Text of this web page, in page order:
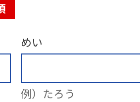
めい
例）たろう